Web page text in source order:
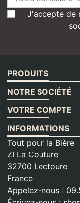
J'accepte de
PRODUITS
NOTRE SOCIÉTÉ
VOTRE COMPTE
INFORMATIONS
Tout pour la Bière
ZI La Couture
32700 Lectoure
France
Appelez-nous :